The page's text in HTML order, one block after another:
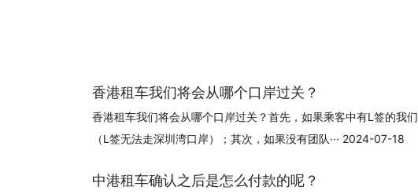
香港租车我们将会从哪个口岸过关？
香港租车我们将会从哪个口岸过关？首先，如果乘客中有L签的我
（L签无法走深圳湾口岸）；其次，如果没有团队··· 2024-07-18
中港租车确认之后是怎么付款的呢？